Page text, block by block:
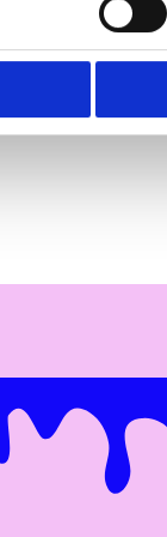
in diesem